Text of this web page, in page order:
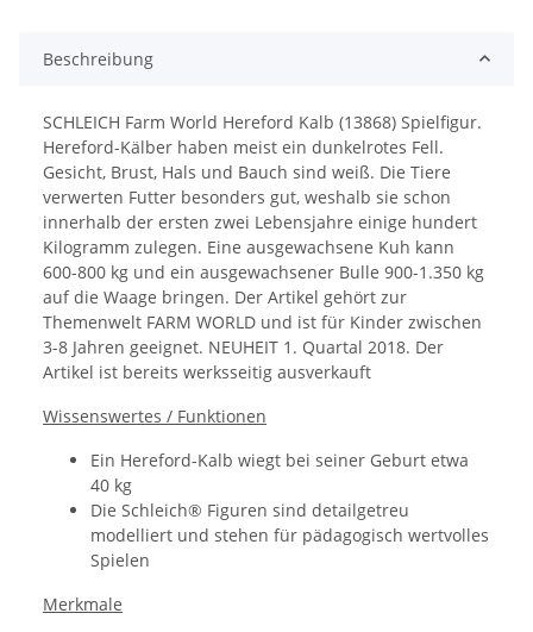
Beschreibung
SCHLEICH Farm World Hereford Kalb (13868) Spielfigur.
Hereford-Kälber haben meist ein dunkelrotes Fell.
Gesicht, Brust, Hals und Bauch sind weiß. Die Tiere
verwerten Futter besonders gut, weshalb sie schon
innerhalb der ersten zwei Lebensjahre einige hundert
Kilogramm zulegen. Eine ausgewachsene Kuh kann
600-800 kg und ein ausgewachsener Bulle 900-1.350 kg
auf die Waage bringen. Der Artikel gehört zur
Themenwelt FARM WORLD und ist für Kinder zwischen
3-8 Jahren geeignet. NEUHEIT 1. Quartal 2018. Der
Artikel ist bereits werksseitig ausverkauft
Wissenswertes / Funktionen
Ein Hereford-Kalb wiegt bei seiner Geburt etwa
40 kg
Die Schleich® Figuren sind detailgetreu
modelliert und stehen für pädagogisch wertvolles
Spielen
Merkmale